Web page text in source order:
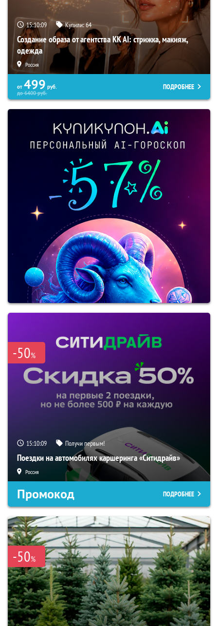
15:10:08 Купили:64
Создание образа от агентства KK AI: стрижка, макияж,
одежда
Россия
от 499 руб.
до6400руб.
ПОДРОБНЕЕ
-50%
15:10:08 Получи первым!
Поездки на автомобилях каршеринга «Ситидрайв»
Россия
Промокод ПОДРОБНЕЕ
-50%